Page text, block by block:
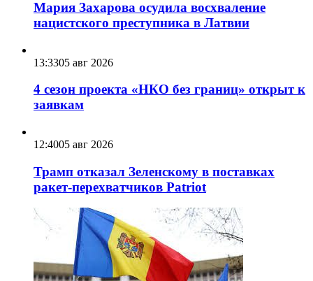
Мария Захарова осудила восхваление
нацистского преступника в Латвии
13:3305 авг 2026
4 сезон проекта «НКО без границ» открыт к
заявкам
12:4005 авг 2026
Трамп отказал Зеленскому в поставках
ракет-перехватчиков Patriot